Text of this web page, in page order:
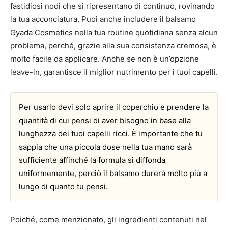
fastidiosi nodi che si ripresentano di continuo, rovinando
la tua acconciatura. Puoi anche includere il balsamo
Gyada Cosmetics nella tua routine quotidiana senza alcun
problema, perché, grazie alla sua consistenza cremosa, è
molto facile da applicare. Anche se non è un’opzione
leave-in, garantisce il miglior nutrimento per i tuoi capelli.
Per usarlo devi solo aprire il coperchio e prendere la
quantità di cui pensi di aver bisogno in base alla
lunghezza dei tuoi capelli ricci. È importante che tu
sappia che una piccola dose nella tua mano sarà
sufficiente affinché la formula si diffonda
uniformemente, perciò il balsamo durerà molto più a
lungo di quanto tu pensi.
Poiché, come menzionato, gli ingredienti contenuti nel